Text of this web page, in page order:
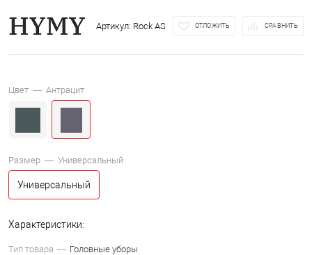
Артикул: Rock AS ОТЛОЖИТЬ СРАВНИТЬ
Цвет — Антрацит
Размер — Универсальный
Универсальный
Характеристики:
Тип товара
Головные уборы